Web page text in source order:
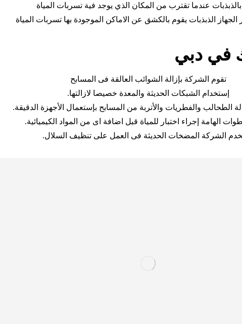
عندما تقترب من المكان الذي يوجد فية تسربات المياة
الجهاز الذبذبات يقوم بالكشق عن الاماكن الموجودة بها تسربات المياة
في دبي
تقوم الشركة بإزالة الشوائب العالقة فى المسابح
إستخدام الشبكات الحديثة والمعدة خصيصا لازالتها.
الطحالب والفطريات والأتربة من المسابح بإستعمال الأجهزة الدقيقة.
الهامة إجراء اختبار للمياة قبل اضافة اى من المواد الكيميائية.
الشركة المضخات الحديثة فى العمل على تنظيف السلال.